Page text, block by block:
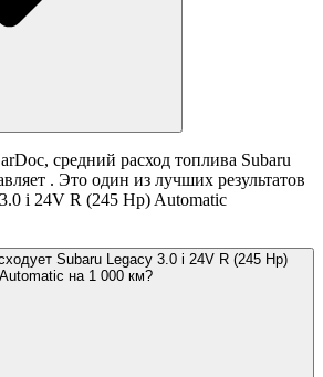
средний расход топлива Subaru
. Это один из лучших результатов
i 24V R (245 Hp) Automatic
Subaru Legacy 3.0 i 24V R (245 Hp)
Automatic на 1 000 км?